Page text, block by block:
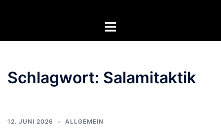
Menü
Schlagwort: Salamitaktik
12. JUNI 2026 ALLGEMEIN